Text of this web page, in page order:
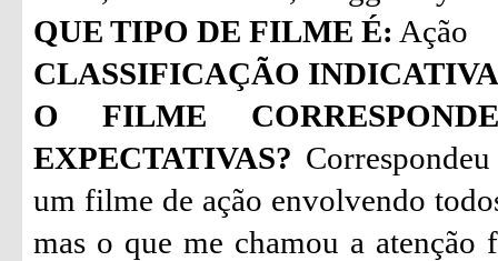
QUE TIPO DE FILME É: Ação
CLASSIFICAÇÃO
O FILME
EXPECTATIVAS?
um filme de ação envolvendo
mas o que me chamou a